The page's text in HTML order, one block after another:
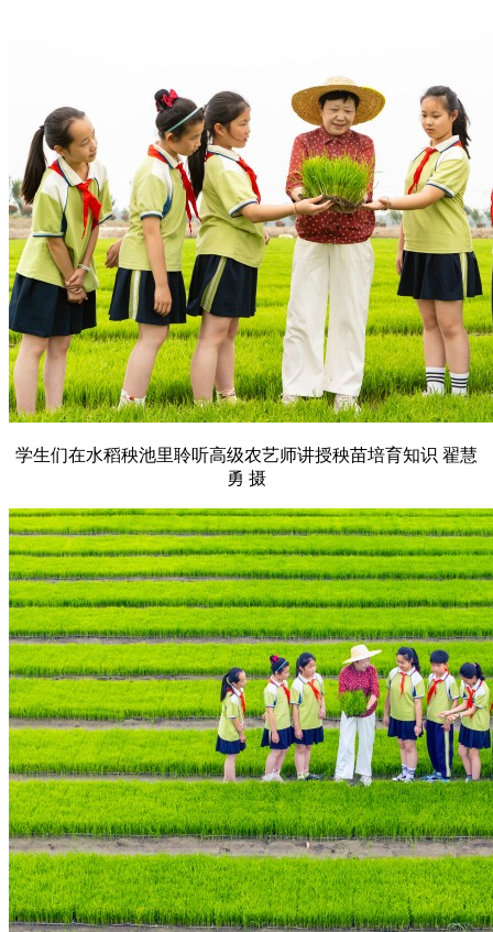
学生们在水稻秧池里聆听高级农艺师讲授秧苗培育知识 翟慧
勇 摄